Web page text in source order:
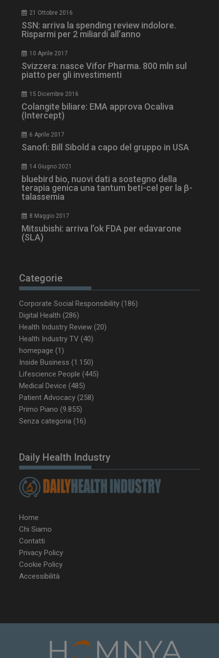
21 Ottobre 2016
SSN: arriva la spending review indolore.
Risparmi per 2 miliardi all’anno
10 Aprile 2017
Svizzera: nasce Vifor Pharma. 800 mln sul
piatto per gli investimenti
15 Dicembre 2016
Colangite biliare: EMA approva Ocaliva
(Intercept)
6 Aprile 2017
Sanofi: Bill Sibold a capo del gruppo in USA
14 Giugno 2021
bluebird bio, nuovi dati a sostegno della
terapia genica una tantum beti-cel per la β-
talassemia
8 Maggio 2017
Mitsubishi: arriva l’ok FDA per edavarone
(SLA)
Categorie
Corporate Social Responsibility (186)
Digital Health (286)
Health Industry Review (20)
Health Industry TV (40)
homepage (1)
Inside Business (1.150)
Lifescience People (445)
Medical Device (485)
Patient Advocacy (258)
Primo Piano (9.855)
Senza categoria (16)
Daily Health Industry
Home
Chi Siamo
Contatti
Privacy Policy
Cookie Policy
Accessibilità
VISITOR_INFO1_LIVE
Google LLC
.youtube.com